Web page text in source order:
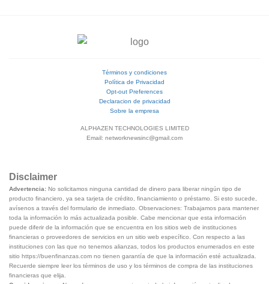
Términos y condiciones
Política de Privacidad
Opt-out Preferences
Declaracion de privacidad
Sobre la empresa
ALPHAZEN TECHNOLOGIES LIMITED
Email: networknewsinc@gmail.com
Disclaimer
Advertencia: No solicitamos ninguna cantidad de dinero para liberar ningún tipo de
producto financiero, ya sea tarjeta de crédito, financiamiento o préstamo. Si esto sucede,
avísenos a través del formulario de inmediato. Observaciones: Trabajamos para mantener
toda la información lo más actualizada posible. Cabe mencionar que esta información
puede diferir de la información que se encuentra en los sitios web de instituciones
financieras o proveedores de servicios en un sitio web específico. Con respecto a las
instituciones con las que no tenemos alianzas, todos los productos enumerados en este
sitio https://buenfinanzas.com no tienen garantía de que la información esté actualizada.
Recuerde siempre leer los términos de uso y los términos de compra de las instituciones
financieras que elija.